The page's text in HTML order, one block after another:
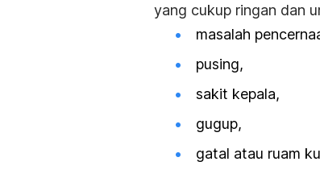
yang cukup ringan dan
masalah
pusing,
sakit kepala,
gugup,
gatal atau ruam